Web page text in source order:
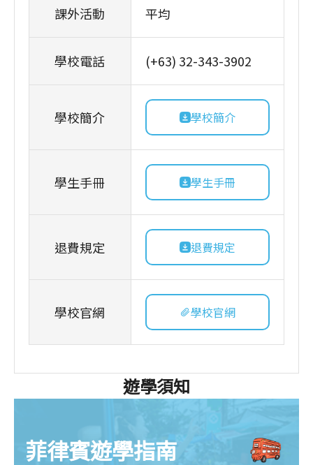
課外活動 平均
學校電話 (+63) 32-343-3902
學校簡介 學校簡介
學生手冊 學生手冊
退費規定 退費規定
學校官網 學校官網
遊學須知
菲律賓遊學指南